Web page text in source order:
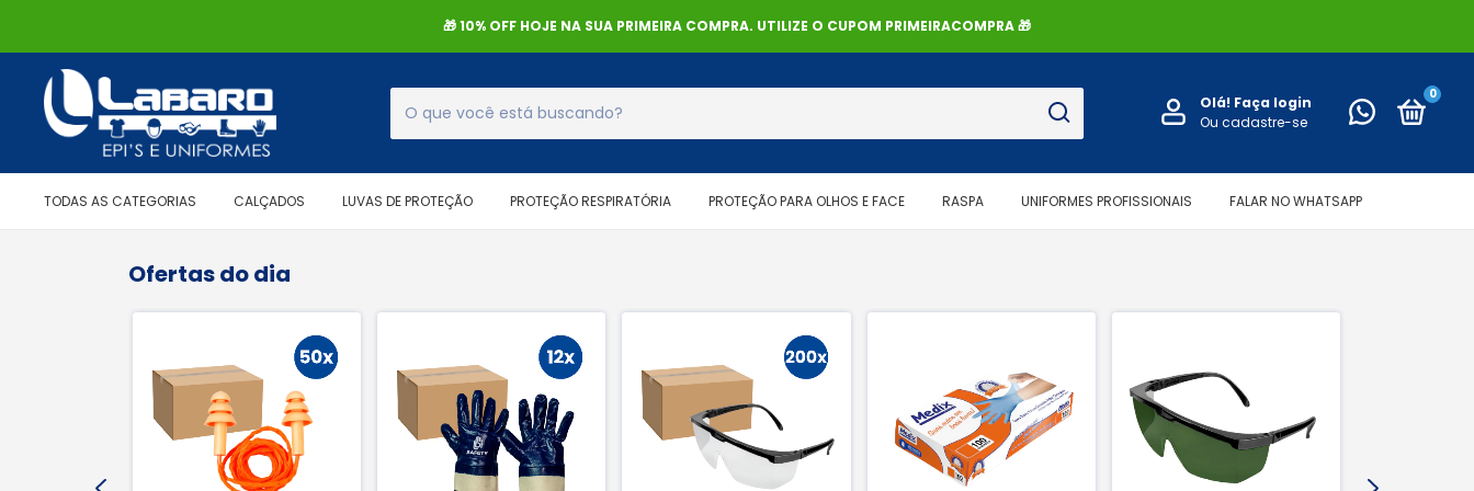
🎁 10% OFF HOJE NA SUA PRIMEIRA COMPRA. UTILIZE O CUPOM PRIMEIRACOMPRA 🎁
Olá! Faça login
Ou cadastre-se
0
TODAS AS CATEGORIAS CALÇADOS LUVAS DE PROTEÇÃO PROTEÇÃO RESPIRATÓRIA PROTEÇÃO PARA OLHOS E FACE RASPA UNIFORMES PROFISSIONAIS FALAR NO WHATSAPP
Ofertas do dia